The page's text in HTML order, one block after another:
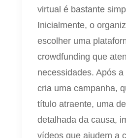
virtual é bastante
Inicialmente, o
escolher uma
crowdfunding que
necessidades. Após
cria uma campanha,
título atraente, uma
detalhada da causa,
vídeos que ajudem a